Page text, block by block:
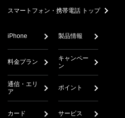
スマートフォン・携帯電話 トップ
iPhone 製品情報
料金プラン
キャンペー
ン
通信・エリ
ア
ポイント
カード サービス